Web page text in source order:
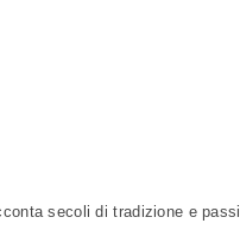
secoli di tradizione e